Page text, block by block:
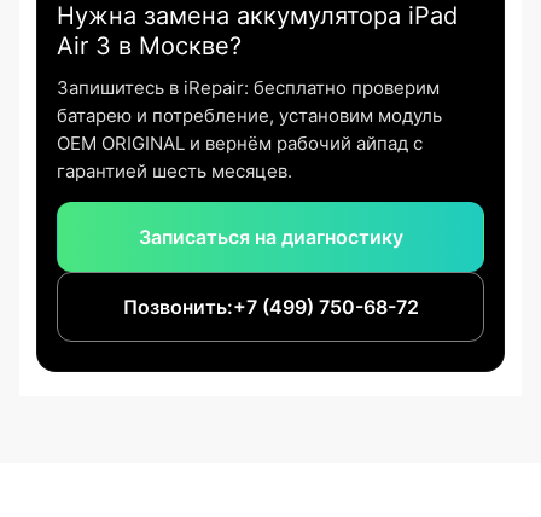
Нужна замена аккумулятора iPad
Air 3 в Москве?
Запишитесь в iRepair: бесплатно проверим
батарею и потребление, установим модуль
OEM ORIGINAL и вернём рабочий айпад с
гарантией шесть месяцев.
Записаться на диагностику
Позвонить:+7 (499) 750-68-72